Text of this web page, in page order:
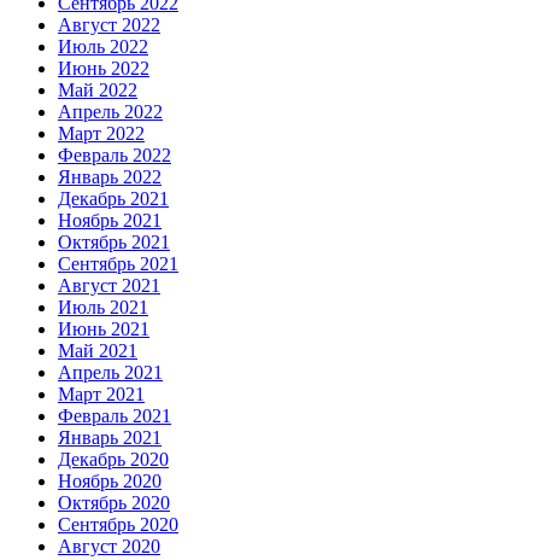
Август 2022
Июль 2022
Июнь 2022
Май 2022
Апрель 2022
Март 2022
Февраль 2022
Январь 2022
Декабрь 2021
Ноябрь 2021
Октябрь 2021
Сентябрь 2021
Август 2021
Июль 2021
Июнь 2021
Май 2021
Апрель 2021
Март 2021
Февраль 2021
Январь 2021
Декабрь 2020
Ноябрь 2020
Октябрь 2020
Сентябрь 2020
Август 2020